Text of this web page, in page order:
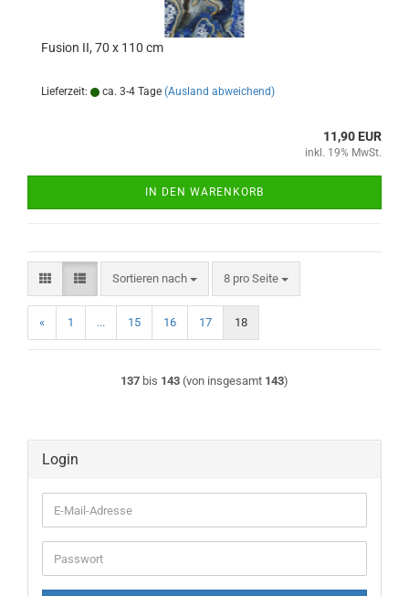
Fusion II, 70 x 110 cm
Lieferzeit: ca. 3-4 Tage (Ausland abweichend)
11,90 EUR
inkl. 19% MwSt.
IN DEN WARENKORB
Sortieren nach
Sortieren nach 8 pro Seite
pro Seite
« 1 ... 15 16 17 18
137 bis 143 (von insgesamt 143)
Login
E-
Mail-
Adresse
Passwort